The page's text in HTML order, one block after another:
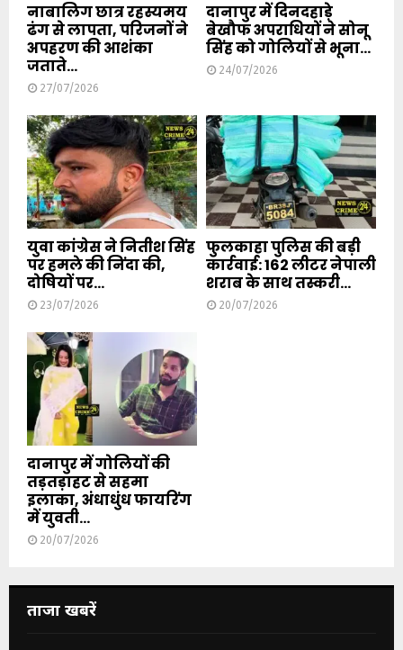
नाबालिग छात्र रहस्यमय
ढंग से लापता, परिजनों ने
अपहरण की आशंका
जताते...
27/07/2026
दानापुर में दिनदहाड़े
बेखौफ अपराधियों ने सोनू
सिंह को गोलियों से भूना...
24/07/2026
युवा कांग्रेस ने नितीश सिंह
पर हमले की निंदा की,
दोषियों पर...
23/07/2026
फुलकाहा पुलिस की बड़ी
कार्रवाई: 162 लीटर नेपाली
शराब के साथ तस्करी...
20/07/2026
दानापुर में गोलियों की
तड़तड़ाहट से सहमा
इलाका, अंधाधुंध फायरिंग
में युवती...
20/07/2026
ताजा खबरें